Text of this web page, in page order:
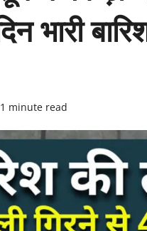
भारी
1 minute read